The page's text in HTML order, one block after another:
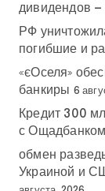
дивидендов
РФ
погибшие и
«єОселя»
банкиры 6
Кредит 300
с Ощадбанком
обмен
Украиной и